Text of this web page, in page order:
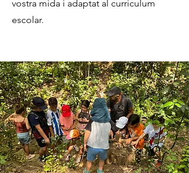
vostra mida i adaptat al curriculum
escolar.